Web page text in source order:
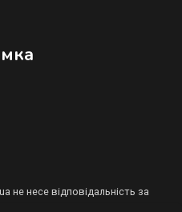
не несе відповідальність за